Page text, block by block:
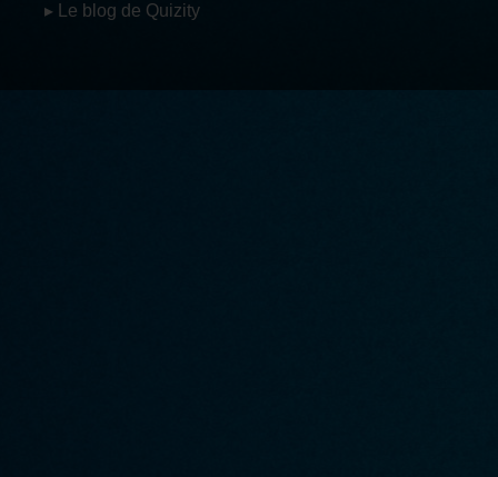
▸ Le blog de Quizity